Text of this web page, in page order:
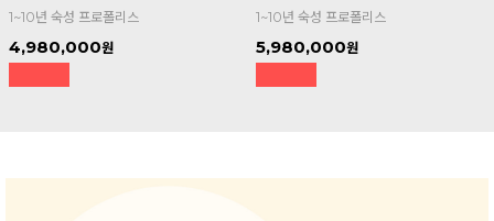
1~10년 숙성 프로폴리스
4,980,000
1~10년 숙성 프로폴리스
5,980,000